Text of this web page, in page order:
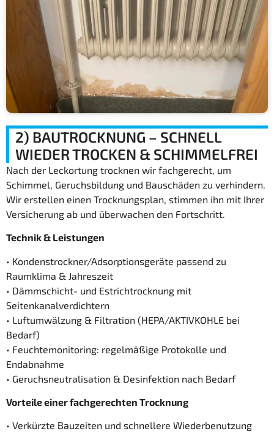
2) BAUTROCKNUNG – SCHNELL
WIEDER TROCKEN & SCHIMMELFREI
Nach der Leckortung trocknen wir fachgerecht, um
Schimmel, Geruchsbildung und Bauschäden zu verhindern.
Wir erstellen einen Trocknungsplan, stimmen ihn mit Ihrer
Versicherung ab und überwachen den Fortschritt.
Technik & Leistungen
• Kondenstrockner/Adsorptionsgeräte passend zu
Raumklima & Jahreszeit
• Dämmschicht- und Estrichtrocknung mit
Seitenkanalverdichtern
• Luftumwälzung & Filtration (HEPA/AKTIVKOHLE bei
Bedarf)
• Feuchtemonitoring: regelmäßige Protokolle und
Endabnahme
• Geruchsneutralisation & Desinfektion nach Bedarf
Vorteile einer fachgerechten Trocknung
• Verkürzte Bauzeiten und schnellere Wiederbenutzung